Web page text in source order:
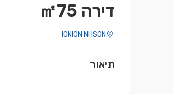
דירה ㎡75
תיאור